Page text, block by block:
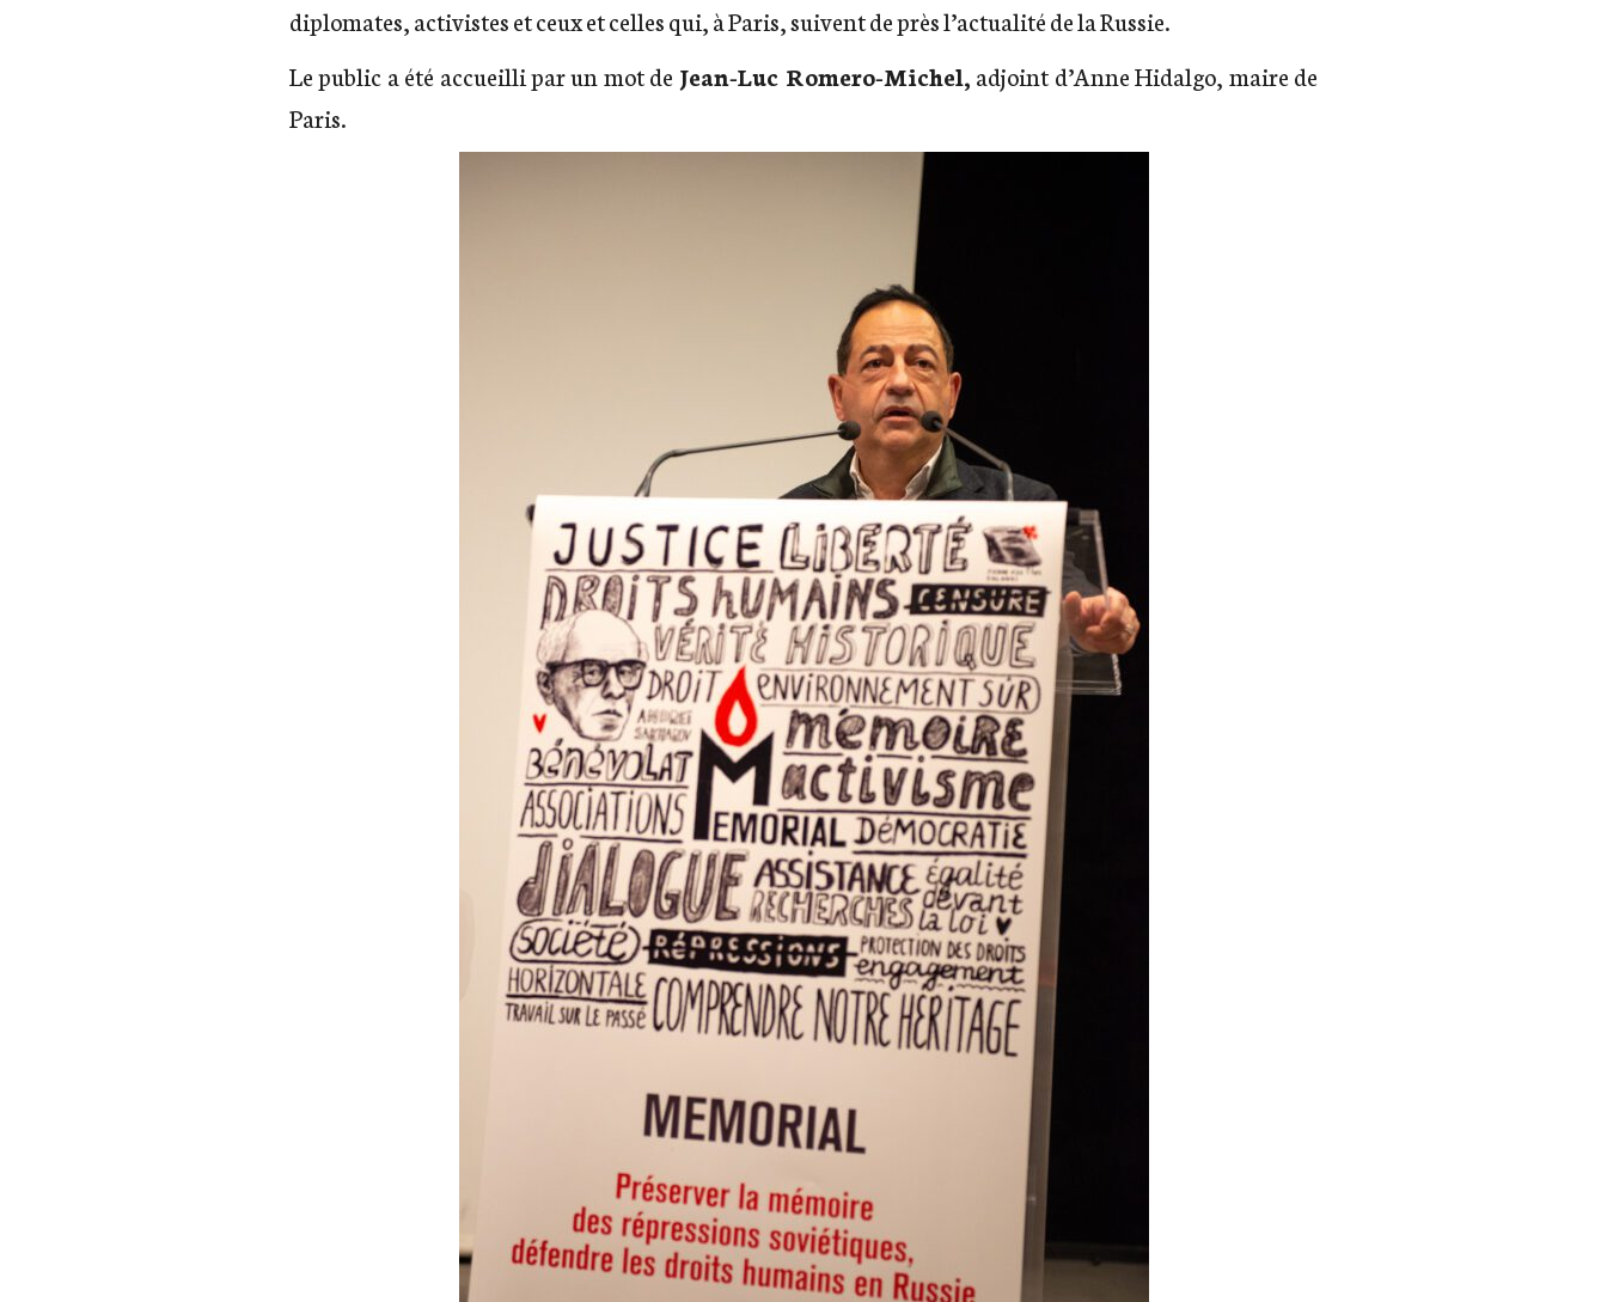
diplomates, activistes et ceux et celles qui, à Paris, suivent de près l’actualité de la Russie.
Le public a été accueilli par un mot de Jean-Luc Romero-Michel, adjoint d’Anne Hidalgo, maire de
Paris.